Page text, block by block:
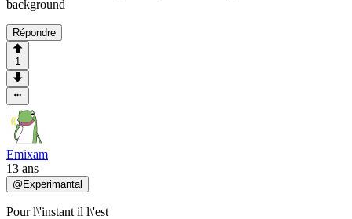
background
Répondre
1
Emixam
13 ans
@Experimantal
Pour l\'instant il l\'est